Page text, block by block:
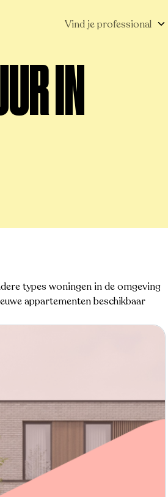
Vind je professional
IN
types woningen in de omgeving
appartementen beschikbaar